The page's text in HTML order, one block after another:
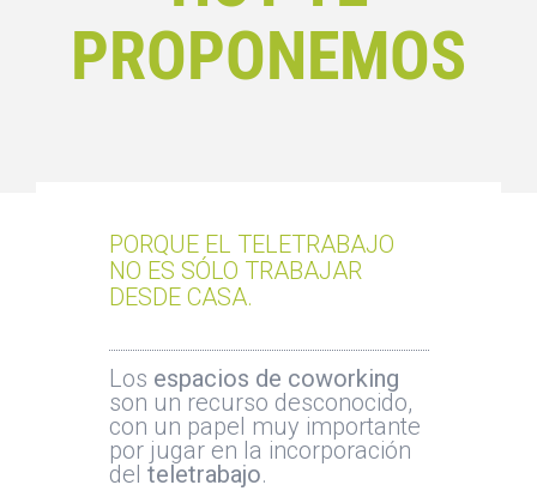
PROPONEMOS
PORQUE EL TELETRABAJO
NO ES SÓLO TRABAJAR
DESDE CASA.
Los espacios de coworking
son un recurso desconocido,
con un papel muy importante
por jugar en la incorporación
del teletrabajo.